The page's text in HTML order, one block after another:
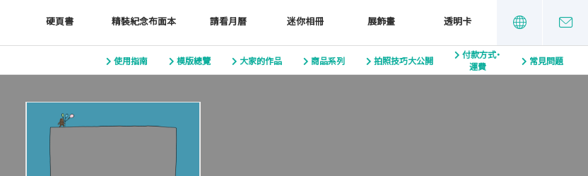
硬頁書 精裝紀念布面本 請看月曆 迷你相冊 展飾畫 透明卡
使用指南 模版總覽 大家的作品 商品系列 拍照技巧大公開
付款方式・
運費
常見問題